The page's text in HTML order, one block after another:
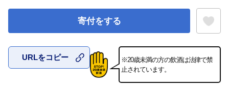
寄付をする
お気に入
URLをコピー
※20歳未満の方の飲酒は法律で禁
止されています。